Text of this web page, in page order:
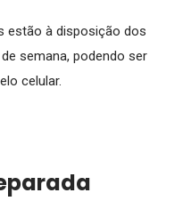
estão à disposição dos
semana, podendo ser
celular.